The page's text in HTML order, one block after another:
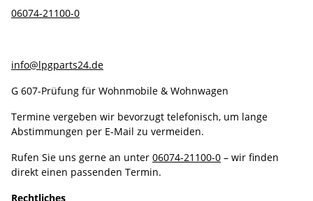
06074-21100-0
info@lpgparts24.de
G 607-Prüfung für Wohnmobile & Wohnwagen
Termine vergeben wir bevorzugt telefonisch, um lange
Abstimmungen per E-Mail zu vermeiden.
Rufen Sie uns gerne an unter 06074-21100-0 – wir finden
direkt einen passenden Termin.
Rechtliches